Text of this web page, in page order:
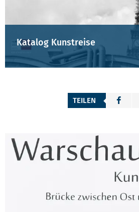
Katalog Kunstreise
TEILEN